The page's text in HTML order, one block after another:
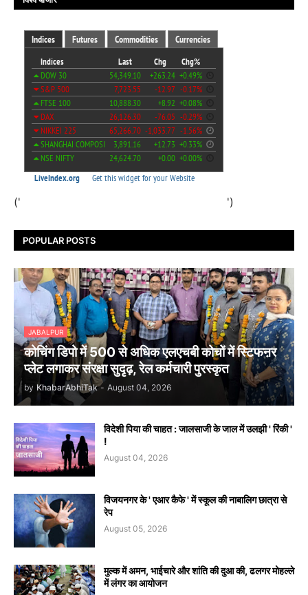
(' ')
POPULAR POSTS
JABALPUR
कोचिंग डिपो में 500 से अधिक एलएचबी कोचों में स्टिफऩर
प्लेट लगाकर संरक्षा सुदृढ़, रेल कर्मचारी पुरस्कृत
by KhabarAbhiTak - August 04, 2026
विदेशी पिया की चाहत : जालसाजी के जाल में उलझी ' रिंकी '
!
August 04, 2026
विजयनगर के ' एआर कैफे ' में स्कूल की नाबालिग छात्रा से
रेप
August 05, 2026
मुल्क में अमन, भाईचारे और शांति की दुआ की, ढलगर मोहल्ले
में लंगर का आयोजन